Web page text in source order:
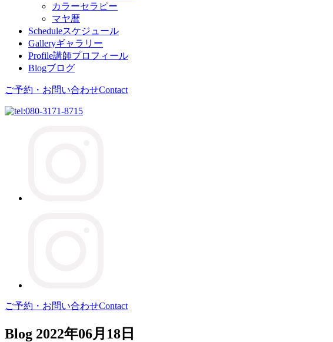
カラーセラピー
マヤ暦
Scheduleスケジュール
Galleryギャラリー
Profile講師プロフィール
Blogブログ
ご予約・お問い合わせContact
ご予約・お問い合わせContact
Blog 2022年06月18日